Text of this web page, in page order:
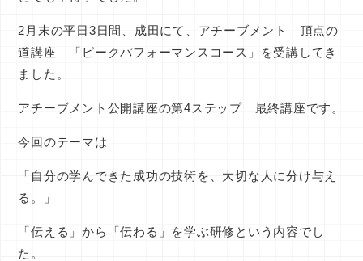
2月末の平日3日間、成田にて、アチーブメント 頂点の
道講座 「ピークパフォーマンスコース」を受講してき
ました。
アチーブメント公開講座の第4ステップ 最終講座です。
今回のテーマは
「自分の学んできた成功の技術を、大切な人に分け与え
る。」
「伝える」から「伝わる」を学ぶ研修という内容でし
た。